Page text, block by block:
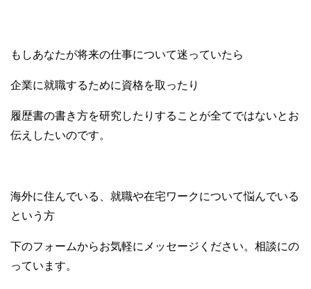
もしあなたが将来の仕事について迷っていたら
企業に就職するために資格を取ったり
履歴書の書き方を研究したりすることが全てではないとお
伝えしたいのです。
海外に住んでいる、就職や在宅ワークについて悩んでいる
という方
下のフォームからお気軽にメッセージください。相談にの
っています。